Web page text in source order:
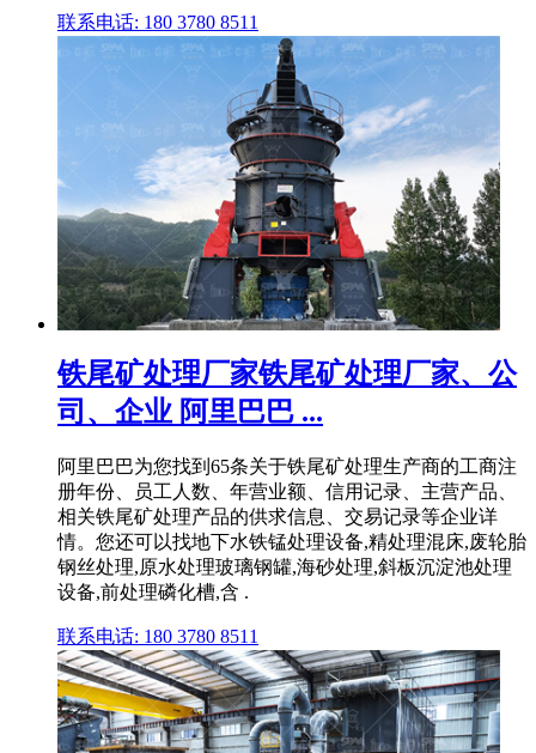
联系电话: 180 3780 8511
铁尾矿处理厂家铁尾矿处理厂家、公
司、企业 阿里巴巴 ...
阿里巴巴为您找到65条关于铁尾矿处理生产商的工商注
册年份、员工人数、年营业额、信用记录、主营产品、
相关铁尾矿处理产品的供求信息、交易记录等企业详
情。您还可以找地下水铁锰处理设备,精处理混床,废轮胎
钢丝处理,原水处理玻璃钢罐,海砂处理,斜板沉淀池处理
设备,前处理磷化槽,含 .
联系电话: 180 3780 8511